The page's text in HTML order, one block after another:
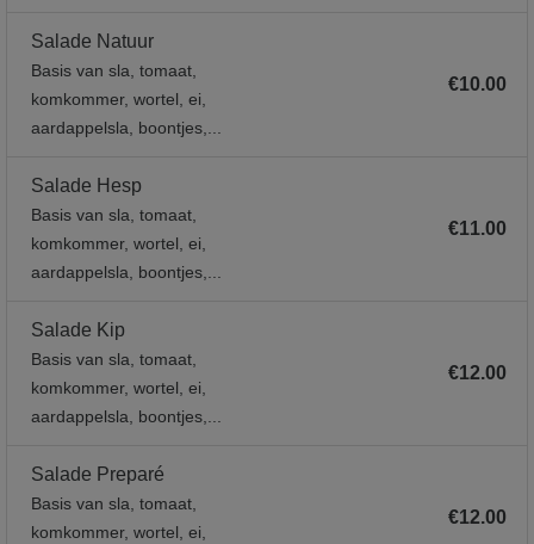
Salade Natuur
Basis van sla, tomaat,
komkommer, wortel, ei,
aardappelsla, boontjes,...
€10.00
Salade Hesp
Basis van sla, tomaat,
komkommer, wortel, ei,
aardappelsla, boontjes,...
€11.00
Salade Kip
Basis van sla, tomaat,
komkommer, wortel, ei,
aardappelsla, boontjes,...
€12.00
Salade Preparé
Basis van sla, tomaat,
komkommer, wortel, ei,
€12.00